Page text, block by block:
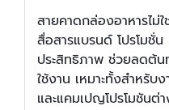
สายคาดกล่องอาหารไ
สื่อสารแบรนด์ โปรโมชั่
ประสิทธิภาพ ช่วยลดต้น
ใช้งาน เหมาะทั้งสำหรับ
และแคมเปญโปรโมชันต่